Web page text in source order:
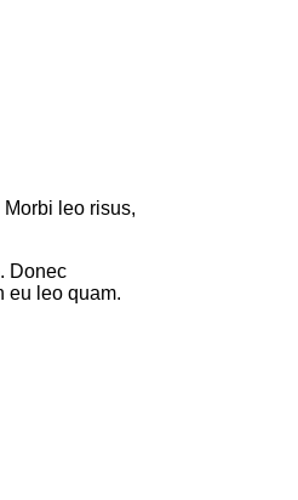
leo risus,
Donec
eu leo quam.